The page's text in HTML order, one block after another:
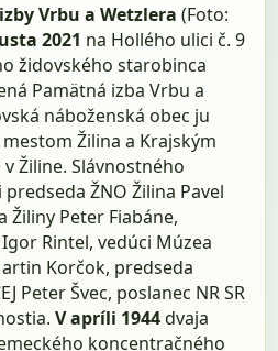
Vrbu a Wetzlera (Foto:
2021 na Hollého ulici č. 9
židovského starobinca
Pamätná izba Vrbu a
náboženská obec ju
Žilina a Krajským
Žiline. Slávnostného
ŽNO Žilina Pavel
Peter Fiabáne,
Rintel, vedúci Múzea
Korčok, predseda
Peter Švec, poslanec NR SR
V apríli 1944dvaja
koncentračného